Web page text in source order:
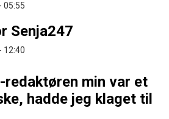
05:55
Senja247
12:40
redaktøren min var et
hadde jeg klaget til